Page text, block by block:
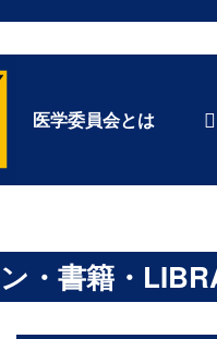
医学委員会とは
・書籍・